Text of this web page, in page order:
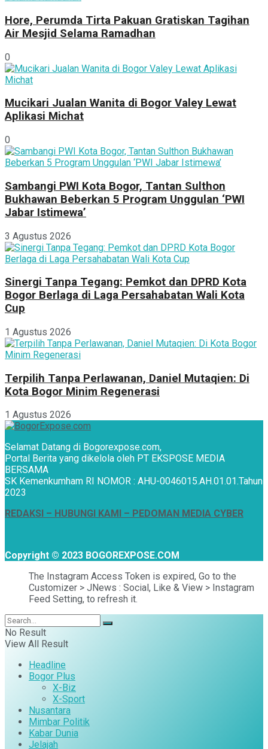
Hore, Perumda Tirta Pakuan Gratiskan Tagihan
Air Mesjid Selama Ramadhan
0
Mucikari Jualan Wanita di Bogor Valey Lewat
Aplikasi Michat
0
Sambangi PWI Kota Bogor, Tantan Sulthon
Bukhawan Beberkan 5 Program Unggulan ‘PWI
Jabar Istimewa’
3 Agustus 2026
Sinergi Tanpa Tegang: Pemkot dan DPRD Kota
Bogor Berlaga di Laga Persahabatan Wali Kota
Cup
1 Agustus 2026
Terpilih Tanpa Perlawanan, Daniel Mutaqien: Di
Kota Bogor Minim Regenerasi
1 Agustus 2026
Selamat Datang di Bogorexpose.com,
Portal Berita yang dikelola oleh PT EKSPOSE MEDIA
BERSAMA
SK Kemenkumham RI NOMOR : AHU-0046015.AH.01.01.Tahun
2023
REDAKSI – HUBUNGI KAMI – PEDOMAN MEDIA CYBER
Copyright © 2023 BOGOREXPOSE.COM
The Instagram Access Token is expired, Go to the
Customizer > JNews : Social, Like & View > Instagram
Feed Setting, to refresh it.
No Result
View All Result
Headline
Bogor Plus
X-Biz
X-Sport
Nusantara
Mimbar Politik
Kabar Dunia
Jelajah